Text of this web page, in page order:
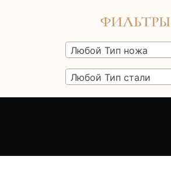
Фильтры
Любой Тип ножа
Любой Тип стали